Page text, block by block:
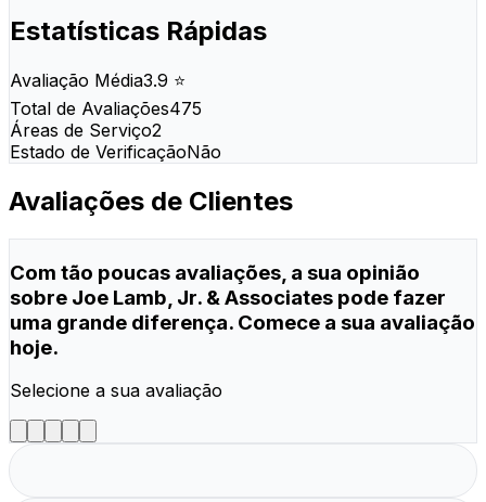
Estatísticas Rápidas
Avaliação Média3.9 ⭐
Total de Avaliações475
Áreas de Serviço2
Estado de VerificaçãoNão
Avaliações de Clientes
Com tão poucas avaliações, a sua opinião
sobre Joe Lamb, Jr. & Associates pode fazer
uma grande diferença. Comece a sua avaliação
hoje.
Selecione a sua avaliação